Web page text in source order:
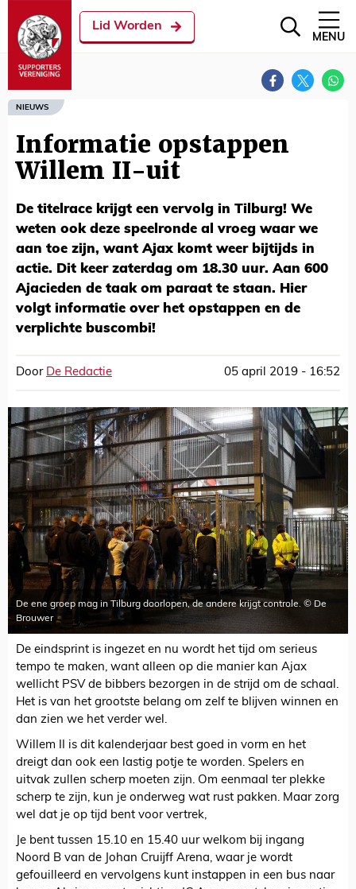
Lid Worden
MENU
NIEUWS
Informatie opstappen
Willem II-uit
De titelrace krijgt een vervolg in Tilburg! We
weten ook deze speelronde al vroeg waar we
aan toe zijn, want Ajax komt weer bijtijds in
actie. Dit keer zaterdag om 18.30 uur. Aan 600
Ajacieden de taak om paraat te staan. Hier
volgt informatie over het opstappen en de
verplichte buscombi!
Door De Redactie 05 april 2019 - 16:52
De ene groep mag in Tilburg doorlopen, de andere krijgt controle. © De
Brouwer
De eindsprint is ingezet en nu wordt het tijd om serieus
tempo te maken, want alleen op die manier kan Ajax
wellicht PSV de bibbers bezorgen in de strijd om de schaal.
Het is van het grootste belang om zelf te blijven winnen en
dan zien we het verder wel.
Willem II is dit kalenderjaar best goed in vorm en het
dreigt dan ook een lastig potje te worden. Spelers en
uitvak zullen scherp moeten zijn. Om eenmaal ter plekke
scherp te zijn, kun je onderweg wat rust pakken. Maar zorg
wel dat je op tijd bent voor vertrek,
Je bent tussen 15.10 en 15.40 uur welkom bij ingang
Noord B van de Johan Cruijff Arena, waar je wordt
gefouilleerd en vervolgens kunt instappen in een bus naar